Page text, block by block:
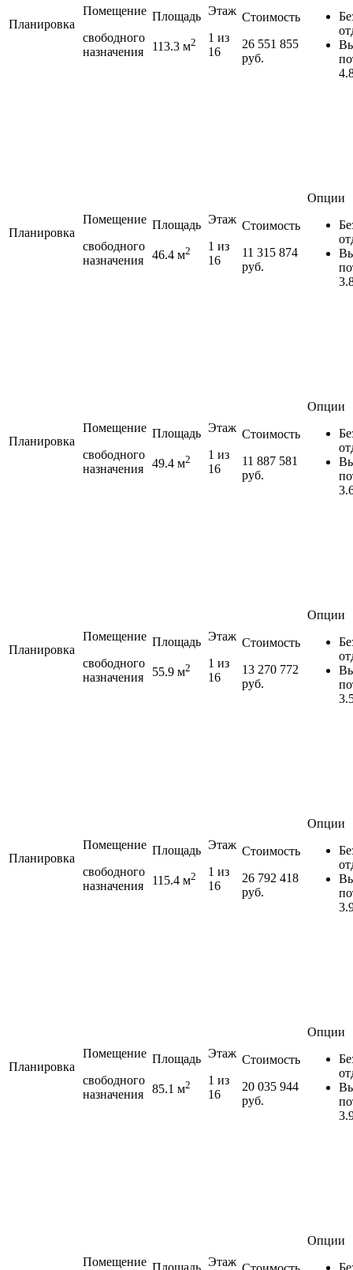
Планировка
Помещение
свободного
назначения
Площадь
113.3 м2
Этаж
1 из
16
Стоимость
26 551 855
руб.
Планировка
Помещение
свободного
назначения
Площадь
46.4 м2
Этаж
1 из
16
Стоимость
11 315 874
руб.
Опции
Планировка
Помещение
свободного
назначения
Площадь
49.4 м2
Этаж
1 из
16
Стоимость
11 887 581
руб.
Опции
Планировка
Помещение
свободного
назначения
Площадь
55.9 м2
Этаж
1 из
16
Стоимость
13 270 772
руб.
Опции
Планировка
Помещение
свободного
назначения
Площадь
115.4 м2
Этаж
1 из
16
Стоимость
26 792 418
руб.
Опции
Планировка
Помещение
свободного
назначения
Площадь
85.1 м2
Этаж
1 из
16
Стоимость
20 035 944
руб.
Опции
Помещение Площадь Этаж
Опции